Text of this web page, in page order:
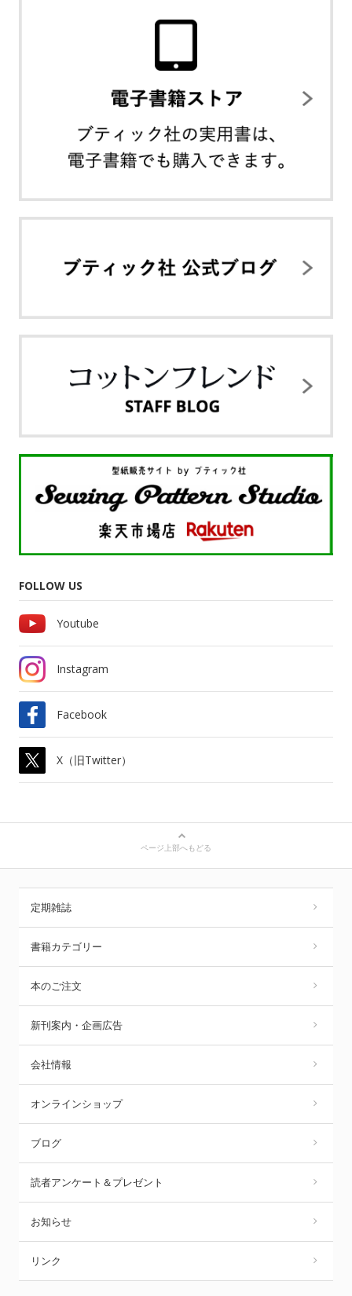
FOLLOW US
Youtube
Instagram
Facebook
X（旧Twitter）
ページ上部へもどる
定期雑誌
書籍カテゴリー
本のご注文
新刊案内・企画広告
会社情報
オンラインショップ
ブログ
読者アンケート＆プレゼント
お知らせ
リンク